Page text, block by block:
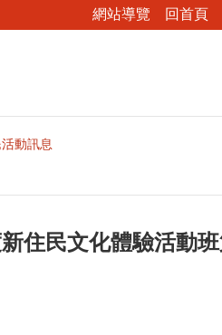
網站導覽 回首頁
動訊息
住民文化體驗活動